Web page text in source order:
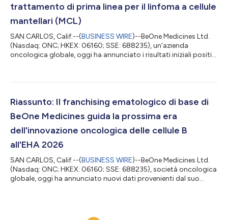
trattamento di prima linea per il linfoma a cellule
mantellari (MCL)
SAN CARLOS, Calif.--(BUSINESS WIRE)--BeOne Medicines Ltd.
(Nasdaq: ONC; HKEX: 06160; SSE: 688235), un'azienda
oncologica globale, oggi ha annunciato i risultati iniziali positivi
tirosin-chinasi di Bruton (BTK) BRUKINSA® (zanubrutinib) in
rituximab (BR) nei pazienti adulti affetti da linfoma delle cellule
mantellari (MCL) non preceden...
Riassunto: Il franchising ematologico di base di
BeOne Medicines guida la prossima era
dell'innovazione oncologica delle cellule B
all'EHA 2026
SAN CARLOS, Calif.--(BUSINESS WIRE)--BeOne Medicines Ltd.
(Nasdaq: ONC; HKEX: 06160; SSE: 688235), società oncologica
globale, oggi ha annunciato nuovi dati provenienti dal suo
degradatore della tirosina chinasi di Bruton (BTK) best-in-class,